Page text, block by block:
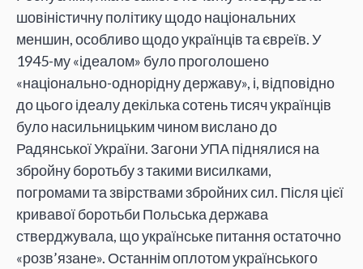
шовіністичну політику щодо національних
меншин, особливо щодо українців та євреїв. У
1945-му «ідеалом» було проголошено
«національно-однорідну державу», і, відповідно
до цього ідеалу декілька сотень тисяч українців
було насильницьким чином вислано до
Радянської України. Загони УПА піднялися на
збройну боротьбу з такими висилками,
погромами та звірствами збройних сил. Після цієї
кривавої боротьби Польська держава
стверджувала, що українське питання остаточно
«розв’язане». Останнім оплотом українського